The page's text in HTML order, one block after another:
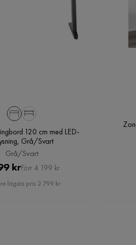
120 cm med LED-
Grå/Svart
Grå/Svart
Pris
krOriginal
Pris
Förr 4 199 kr
lägsta pris 2 799 kr